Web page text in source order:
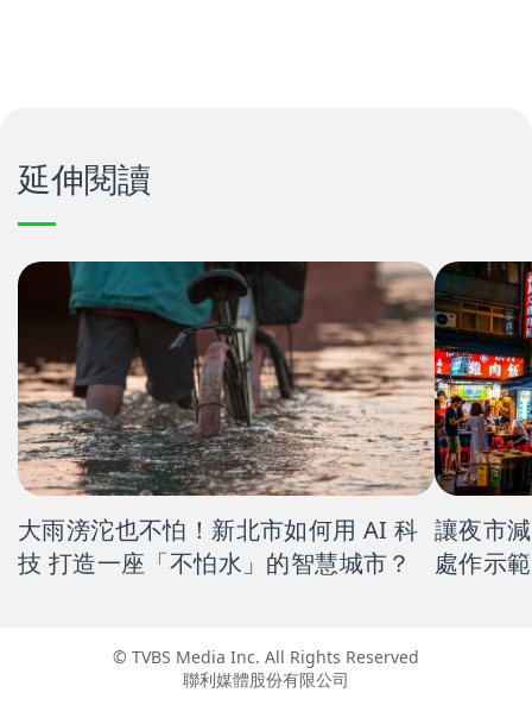
延伸閱讀
大雨滂沱也不怕！新北市如何用 AI 科
技 打造一座「不怕水」的智慧城市？
讓夜市
處作示範
© TVBS Media Inc. All Rights Reserved
聯利媒體股份有限公司